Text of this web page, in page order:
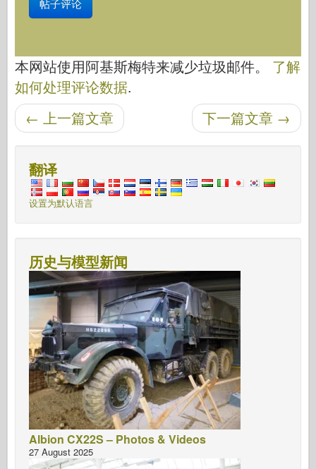
本网站使用阿基斯梅特来减少垃圾邮件。 了解
如何处理评论数据.
后导航 下一篇文章 →
← 上一篇文章
翻译
设置为默认语言
历史与模型新闻
Albion CX22S – Photos & Videos
27 August 2025